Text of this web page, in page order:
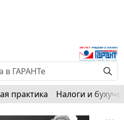
практика Налоги и